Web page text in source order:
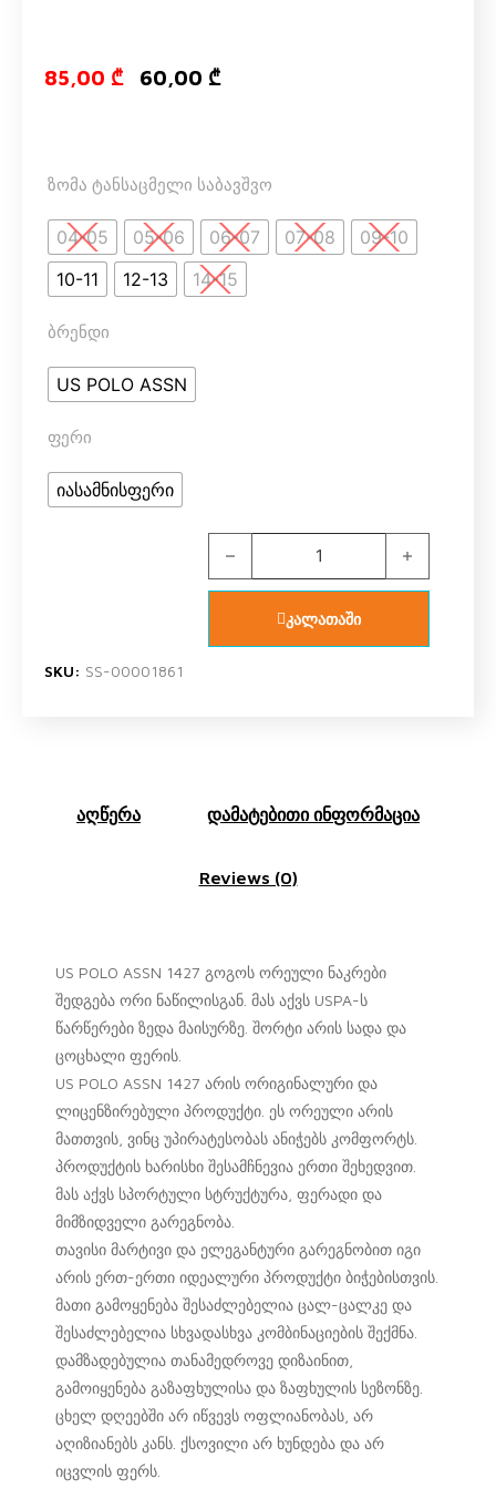
85,00 ₾ Original price
60,00 ₾Current
ზომა ტანსაცმელი საბავშვო
04-05 05-06 06-07 07-08
09-10
10-11
12-13 14-15
ბრენდი
US POLO ASSN
ფერი
იასამნისფერი
US POLO ASSN 1427 V2 გოგოს
კალათაში
SKU: SS-00001861
აღწერა დამატებითი ინფორმაცია
Reviews (0)
US POLO ASSN 1427 გოგოს ორეული ნაკრები
შედგება ორი ნაწილისგან. მას აქვს USPA-ს
წარწერები ზედა მაისურზე. შორტი არის სადა და
ცოცხალი ფერის.
US POLO ASSN 1427 არის ორიგინალური და
ლიცენზირებული პროდუქტი. ეს ორეული არის
მათთვის, ვინც უპირატესობას ანიჭებს კომფორტს.
პროდუქტის ხარისხი შესამჩნევია ერთი შეხედვით.
მას აქვს სპორტული სტრუქტურა, ფერადი და
მიმზიდველი გარეგნობა.
თავისი მარტივი და ელეგანტური გარეგნობით იგი
არის ერთ-ერთი იდეალური პროდუქტი ბიჭებისთვის.
მათი გამოყენება შესაძლებელია ცალ-ცალკე და
შესაძლებელია სხვადასხვა კომბინაციების შექმნა.
დამზადებულია თანამედროვე დიზაინით,
გამოიყენება გაზაფხულისა და ზაფხულის სეზონზე.
ცხელ დღეებში არ იწვევს ოფლიანობას, არ
აღიზიანებს კანს. ქსოვილი არ ხუნდება და არ
იცვლის ფერს.